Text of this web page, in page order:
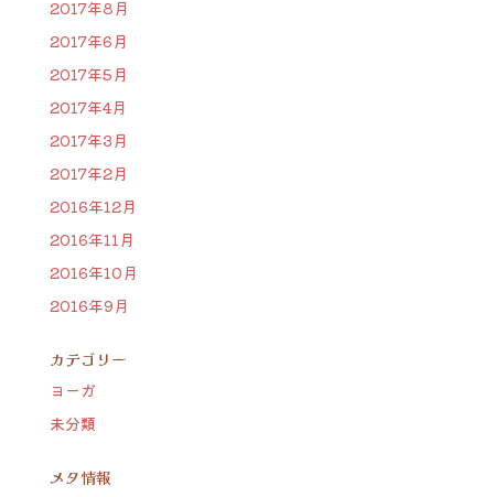
2017年8月
2017年6月
2017年5月
2017年4月
2017年3月
2017年2月
2016年12月
2016年11月
2016年10月
2016年9月
カテゴリー
ヨーガ
未分類
メタ情報